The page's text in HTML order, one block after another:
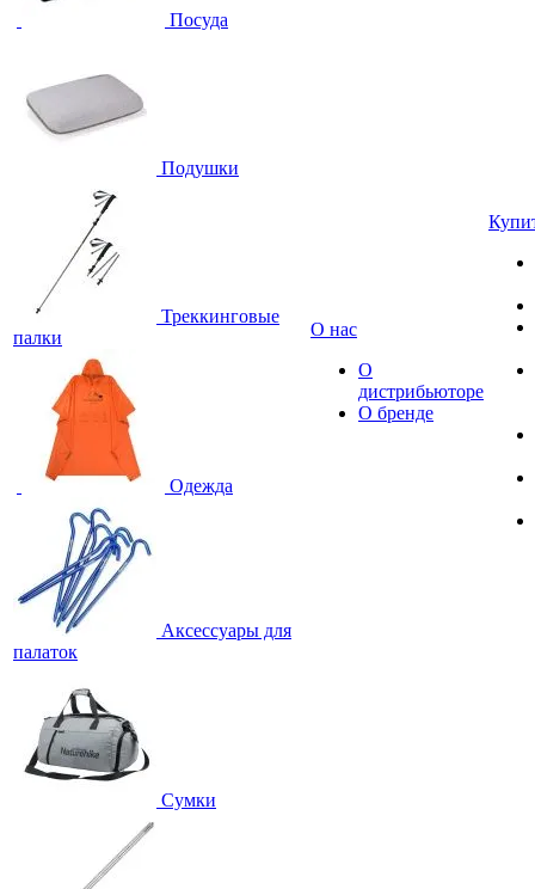
Посуда
Подушки
Треккинговые
палки
Одежда
Аксессуары для
палаток
Сумки
О нас
О
дистрибьюторе
О бренде